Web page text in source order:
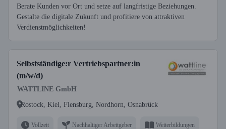
Berate Kunden vor Ort und setze auf langfristige Beziehungen.
Gestalte die digitale Zukunft und profitiere von attraktiven
Verdienstmöglichkeiten!
Selbstständige:r Vertriebspartner:in
(m/w/d)
WATTLINE GmbH
Rostock, Kiel, Flensburg, Nordhorn, Osnabrück
Vollzeit Nachhaltiger Arbeitgeber Weiterbildungen